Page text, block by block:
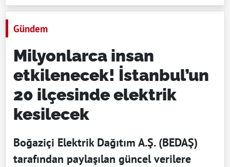
Gündem
Milyonlarca insan
etkilenecek! İstanbul’un
20 ilçesinde elektrik
kesilecek
Boğaziçi Elektrik Dağıtım A.Ş. (BEDAŞ)
tarafından paylaşılan güncel verilere